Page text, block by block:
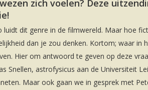
zich voelen? Deze
luidt dit genre in de filmwereld. Maar hoe
dan je zou denken. Kortom; waar in
Hier om antwoord te geven op deze
Snellen, astrofysicus aan de Universiteit
Maar ook gaan we in gesprek met